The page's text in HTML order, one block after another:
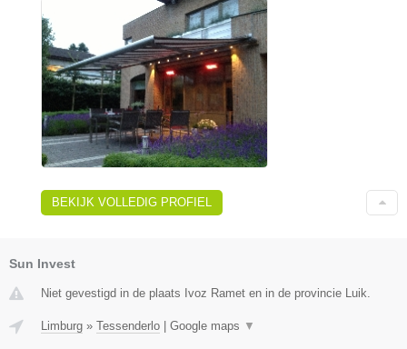
BEKIJK VOLLEDIG PROFIEL
Sun Invest
Niet gevestigd in de plaats Ivoz Ramet en in de provincie Luik.
Limburg » Tessenderlo Google maps ▼